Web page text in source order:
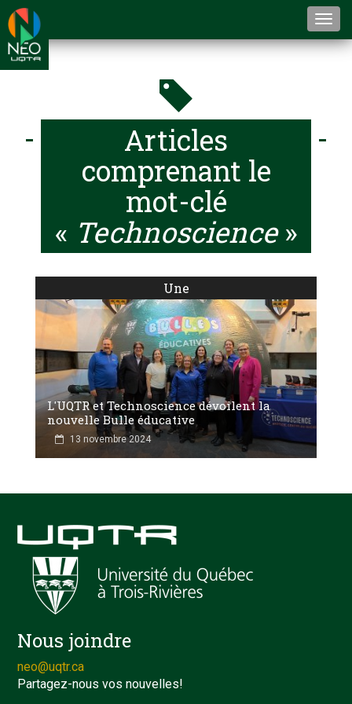
Articles
comprenant le
mot-clé
« Technoscience»
Une
L'UQTR et Technoscience dévoilent la
nouvelle Bulle éducative
13 novembre 2024
Nous joindre
neo@uqtr.ca
Partagez-nous vos nouvelles!